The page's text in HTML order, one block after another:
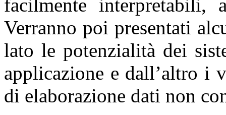
facilmente interpretabili,
Verranno poi presentati
lato le potenzialità dei
applicazione e dall’altro i
di elaborazione dati non